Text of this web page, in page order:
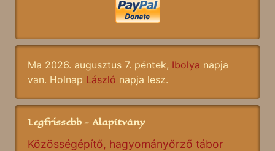
Ma 2026. augusztus 7. péntek, Ibolya napja
van. Holnap László napja lesz.
Legfrissebb - Alapítvány
Közösségépítő, hagyományőrző tábor